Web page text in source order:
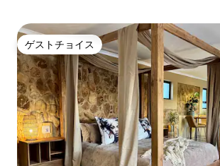
ゲストチョイス
ゲストチョイス